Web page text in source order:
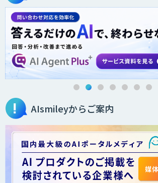
IBT BizTAPAI
AI開発・伴走支援・内
LINEWORKS AiCall（
Voice Space
AIsmileyからご案内